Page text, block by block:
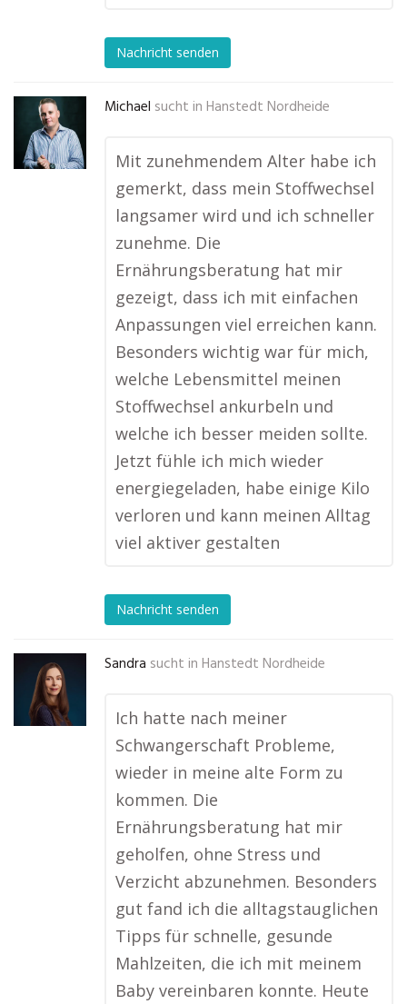
Nachricht senden
Michael sucht in Hanstedt Nordheide
Mit zunehmendem Alter habe ich
gemerkt, dass mein Stoffwechsel
langsamer wird und ich schneller
zunehme. Die
Ernährungsberatung hat mir
gezeigt, dass ich mit einfachen
Anpassungen viel erreichen kann.
Besonders wichtig war für mich,
welche Lebensmittel meinen
Stoffwechsel ankurbeln und
welche ich besser meiden sollte.
Jetzt fühle ich mich wieder
energiegeladen, habe einige Kilo
verloren und kann meinen Alltag
viel aktiver gestalten
Nachricht senden
Sandra sucht in Hanstedt Nordheide
Ich hatte nach meiner
Schwangerschaft Probleme,
wieder in meine alte Form zu
kommen. Die
Ernährungsberatung hat mir
geholfen, ohne Stress und
Verzicht abzunehmen. Besonders
gut fand ich die alltagstauglichen
Tipps für schnelle, gesunde
Mahlzeiten, die ich mit meinem
Baby vereinbaren konnte. Heute